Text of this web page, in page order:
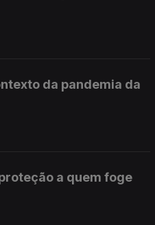
da pandemia da
a quem foge